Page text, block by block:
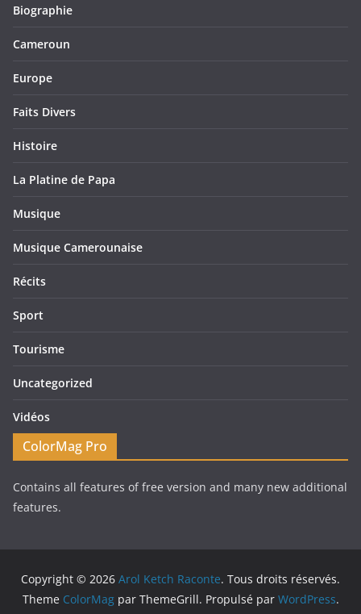
Biographie
Cameroun
Europe
Faits Divers
Histoire
La Platine de Papa
Musique
Musique Camerounaise
Récits
Sport
Tourisme
Uncategorized
Vidéos
ColorMag Pro
Contains all features of free version and many new additional
features.
Copyright © 2026 Arol Ketch Raconte. Tous droits réservés.
Theme ColorMagpar ThemeGrill. Propulsé par WordPress.